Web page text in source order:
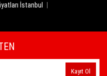
İstanbul
Kayıt Ol